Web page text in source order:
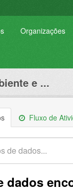
Organizações
e ...
Fluxo de
dados